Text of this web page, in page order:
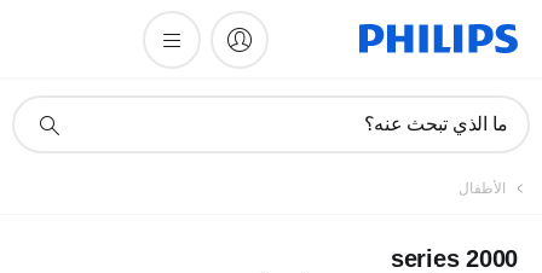
دعم
ما الذي تبحث عنه؟
الأطفال
2000 series